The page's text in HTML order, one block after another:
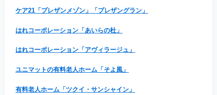
ケア21「プレザンメゾン」「プレザングラン」
はれコーポレーション「あいらの杜」
はれコーポレーション「アヴィラージュ」
ユニマットの有料老人ホーム「そよ風」
有料老人ホーム「ツクイ・サンシャイン」